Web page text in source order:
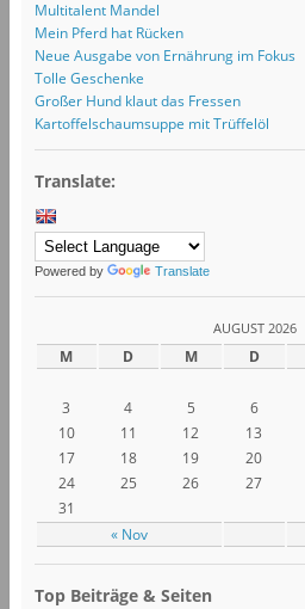
Multitalent Mandel
Mein Pferd hat Rücken
Neue Ausgabe von Ernährung im Fokus
Tolle Geschenke
Großer Hund klaut das Fressen
Kartoffelschaumsuppe mit Trüffelöl
Translate:
Powered by Translate
AUGUST 2026
M D M D
« Nov
3
4 5 6
10
11 12 13
17
18 19 20
24
25 26 27
31
Top Beiträge & Seiten